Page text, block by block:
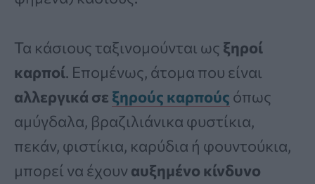
Τα κάσιους ταξινομούνται ως ξηροί
καρποί. Επομένως, άτομα που είναι
αλλεργικά σε ξηρούς καρπούς όπως
αμύγδαλα, βραζιλιάνικα φυστίκια,
πεκάν, φιστίκια, καρύδια ή φουντούκια,
μπορεί να έχουν αυξημένο κίνδυνο